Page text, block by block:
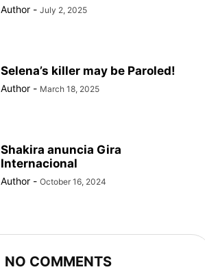
Author - July 2, 2025
Selena’s killer may be Paroled!
Author - March 18, 2025
Shakira anuncia Gira
Internacional
Author - October 16, 2024
NO COMMENTS